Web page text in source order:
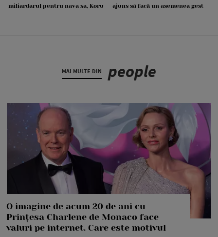
miliardarul pentru nava sa, Koru
ajuns să facă un asemenea gest
MAI MULTE DIN people
O imagine de acum 20 de ani cu
Prințesa Charlene de Monaco face
valuri pe internet. Care este motivul